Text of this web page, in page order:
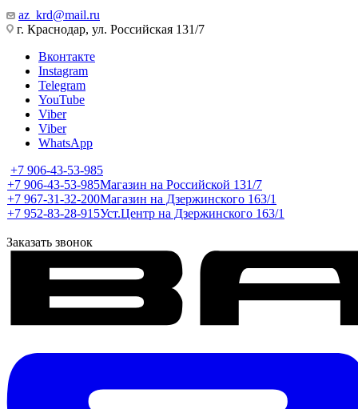
az_krd@mail.ru
г. Краснодар, ул. Российская 131/7
Вконтакте
Instagram
Telegram
YouTube
Viber
Viber
WhatsApp
+7 906-43-53-985
+7 906-43-53-985Магазин на Российской 131/7
+7 967-31-32-200Магазин на Дзержинского 163/1
+7 952-83-28-915Уст.Центр на Дзержинского 163/1
Заказать звонок